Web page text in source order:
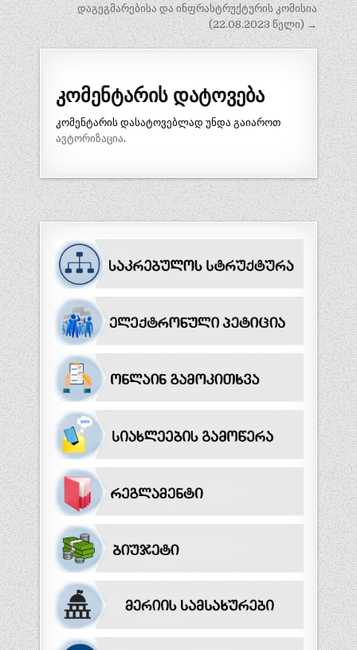
დაგეგმარებისა და ინფრასტრუქტურის კომისია
(22.08.2023 წელი) →
კომენტარის დატოვება
კომენტარის დასატოვებლად უნდა გაიაროთ
ავტორიზაცია.